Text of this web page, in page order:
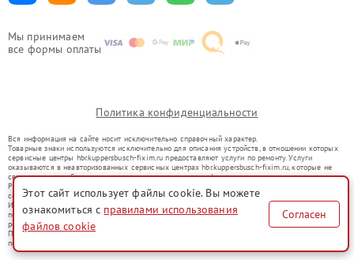
Мы принимаем
все формы оплаты
Политика конфиденциальности
Вся информация на сайте носит исключительно справочный характер.
Товарные знаки используются исключительно для описания устройств, в отношении которых
сервисные центры hbr.kuppersbusch-fixim.ru предоставляют услуги по ремонту. Услуги
оказываются в неавторизованных сервисных центрах hbr.kuppersbusch-fixim.ru, которые не
связаны с правообладателями товарных знаков или их официальными представителями.
Ремонт осуществляется для устройств, уже введенных в гражданский оборот в соответствии
со статьей 1487 ГК РФ.
Использование товарных знаков не преследует цели индивидуализации услуг или введения
потребителей в заблуждение, а служит для информирования о предоставляемых услугах по
ремонту техники указанных брендов.
Представленная на сайте информация не является публичной офертой, определяемой
положениями Статьи 437(2) Гражданского кодекса РФ
Этот сайт использует файлы cookie. Вы можете
ознакомиться с правилами использования
файлов cookie
Согласен